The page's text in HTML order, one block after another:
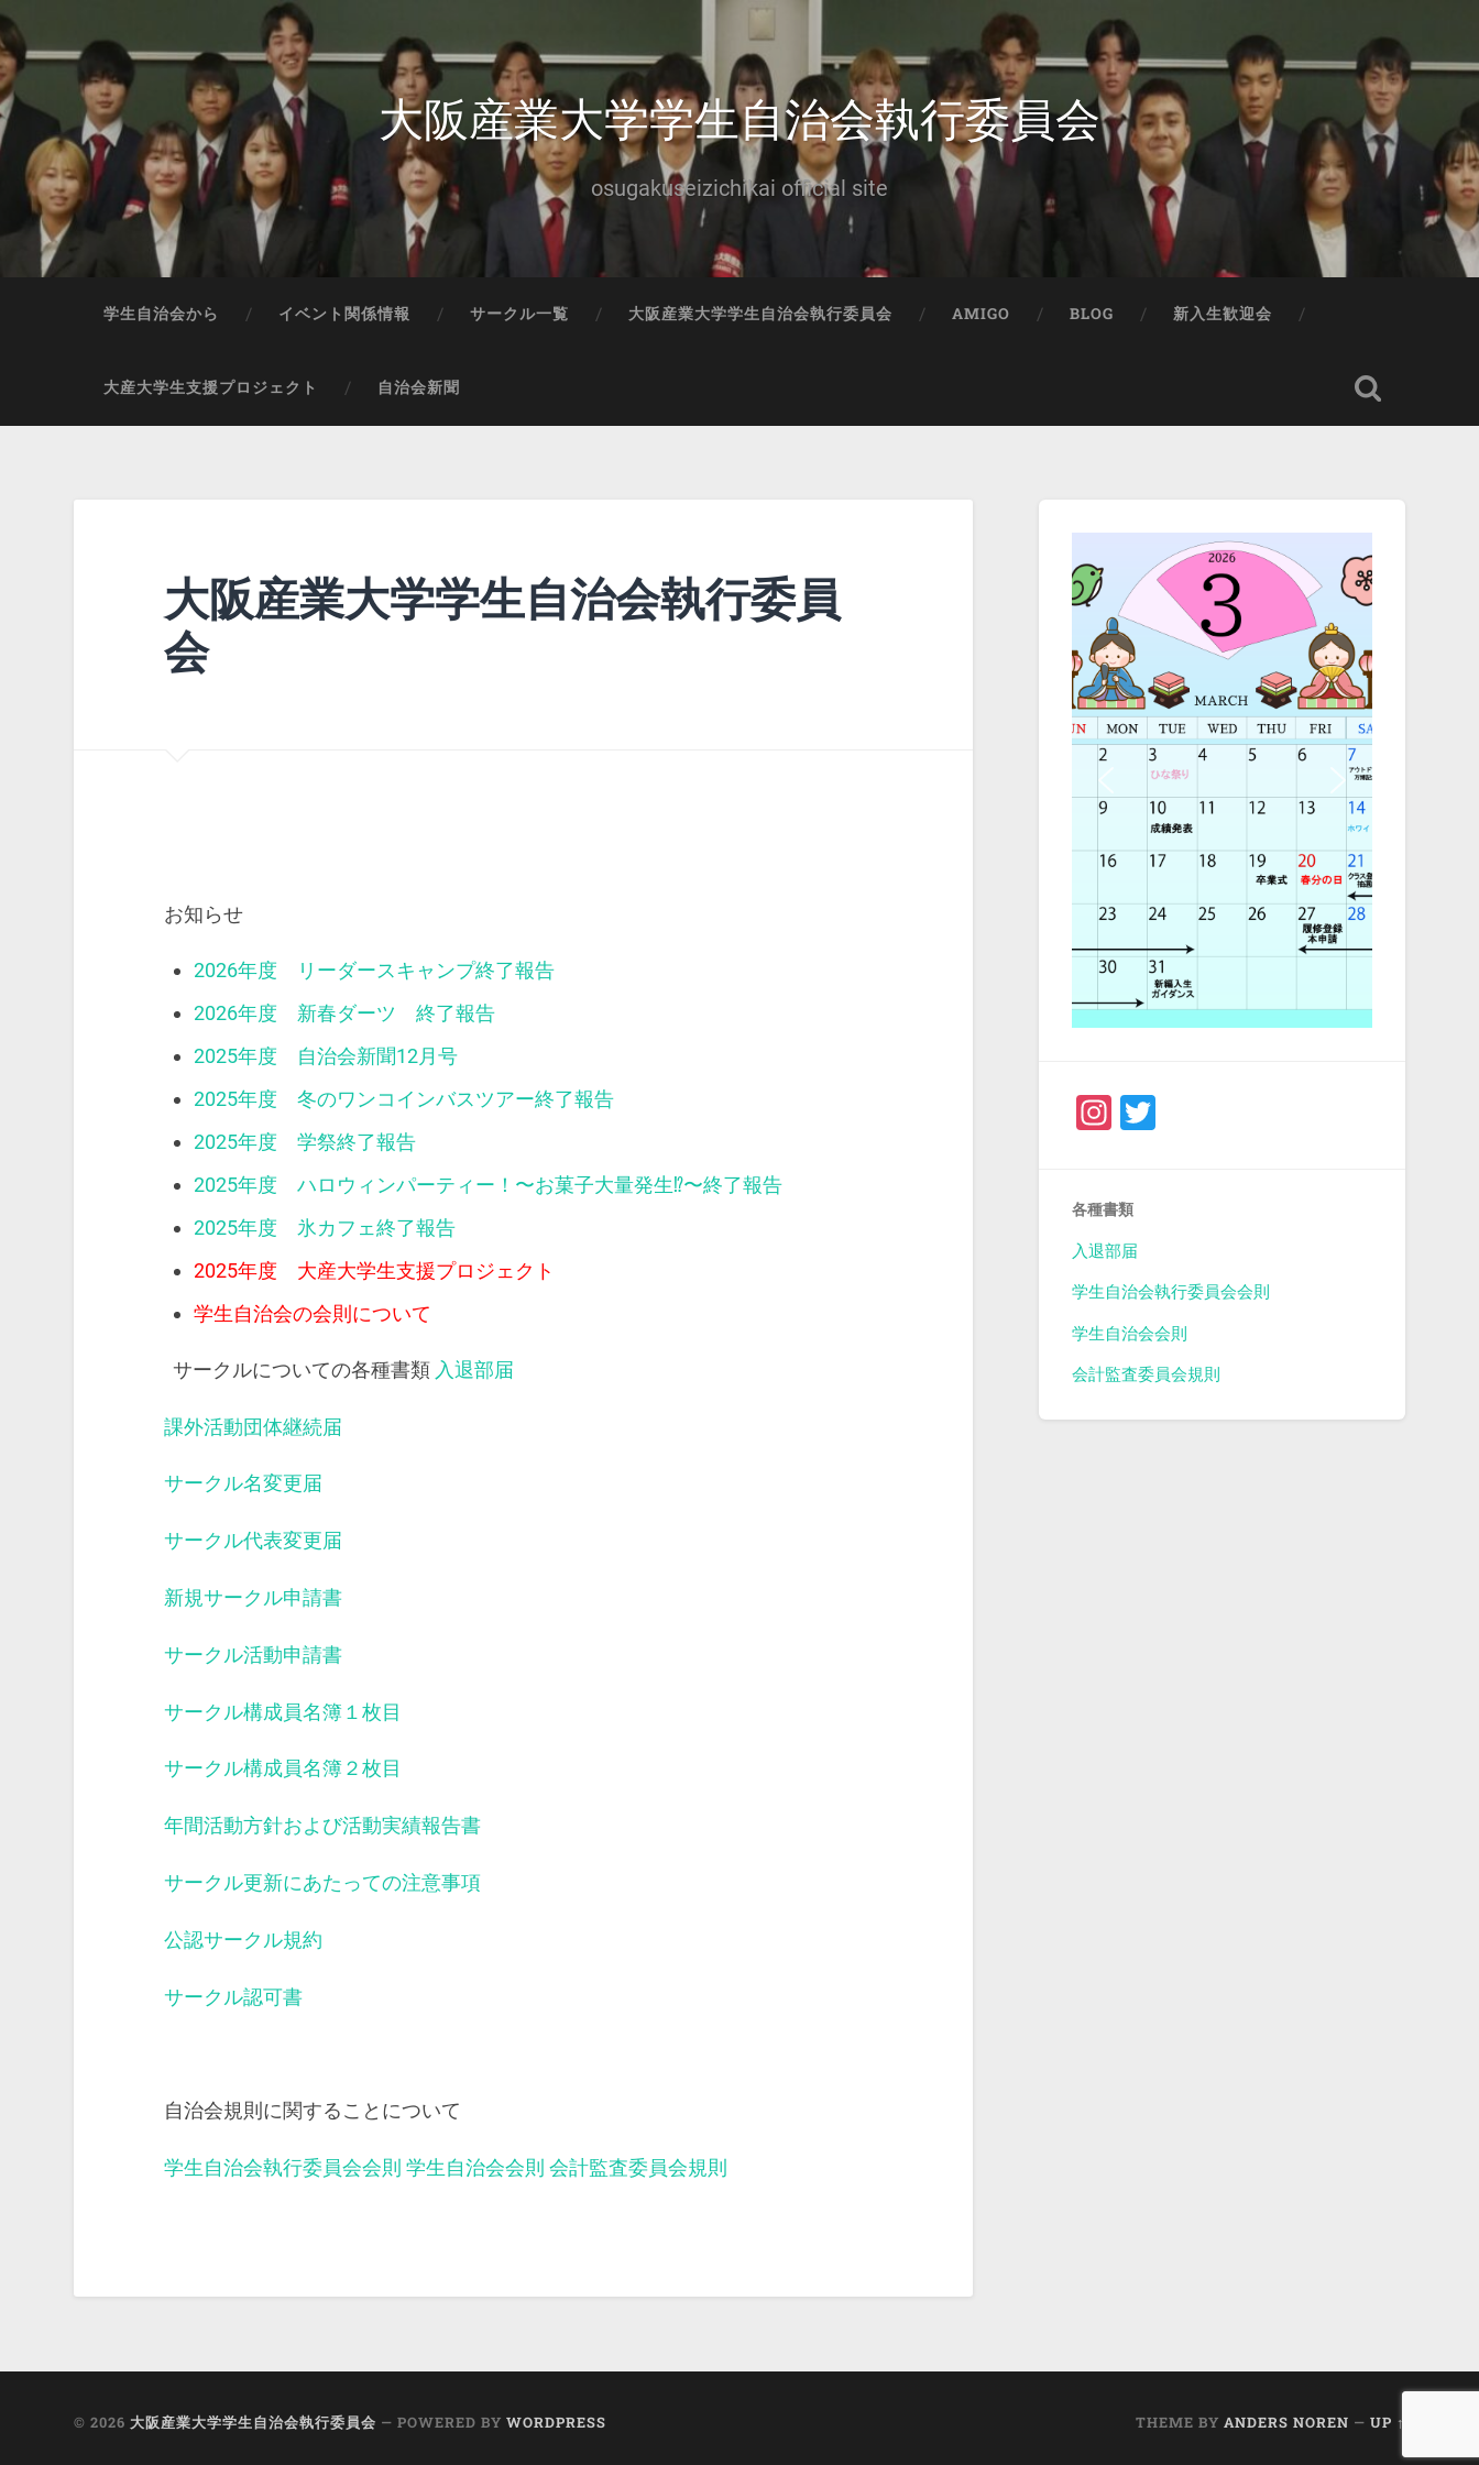
大阪産業大学学生自治会執行委員会
osugakuseizichikai official site
学生自治会から イベント関係情報 サークル一覧 大阪産業大学学生自治会執行委員会 AMIGO BLOG 新入生歓迎会
大産大学生支援プロジェクト 自治会新聞
大阪産業大学学生自治会執行委員
会
お知らせ
2026年度 リーダースキャンプ終了報告
2026年度 新春ダーツ 終了報告
2025年度 自治会新聞12月号
2025年度 冬のワンコインバスツアー終了報告
2025年度 学祭終了報告
2025年度 ハロウィンパーティー！〜お菓子大量発生⁉︎〜終了報告
2025年度 氷カフェ終了報告
2025年度 大産大学生支援プロジェクト
学生自治会の会則について
サークルについての各種書類 入退部届
課外活動団体継続届
サークル名変更届
サークル代表変更届
新規サークル申請書
サークル活動申請書
サークル構成員名簿１枚目
サークル構成員名簿２枚目
年間活動方針および活動実績報告書
サークル更新にあたっての注意事項
公認サークル規約
サークル認可書
自治会規則に関することについて
学生自治会執行委員会会則 学生自治会会則 会計監査委員会規則
Instagram
各種書類
入退部届
学生自治会執行委員会会則
学生自治会会則
会計監査委員会規則
© 2026 大阪産業大学学生自治会執行委員会 — POWERED BYWORDPRESS THEME BY ANDERS NOREN — UP ↑